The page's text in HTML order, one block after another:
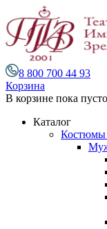
8 800 700 44 93
Корзина
В корзине пока пусто
Каталог
Костюмы